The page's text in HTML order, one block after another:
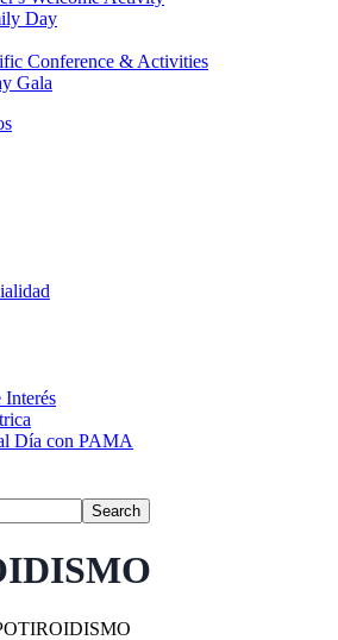
Day
Conference & Activities
Gala
Día con PAMA
Search